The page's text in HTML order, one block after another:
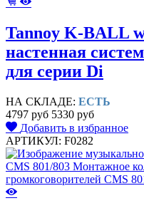
Tannoy K-BALL
настенная
для серии Di
НА СКЛАДЕ: ЕСТЬ
4797 руб 5330 руб
Добавить в избранное
АРТИКУЛ: F0282